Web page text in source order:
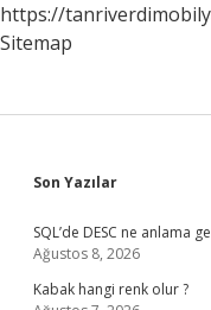
https://
Sitemap
Sidebar
Son Yazılar
SQL’de DESC ne anlama
Ağustos 8, 2026
Kabak hangi renk olur ?